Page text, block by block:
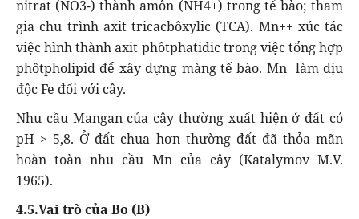
nitrat (NO3-) thành amôn (NH4+) trong tế bào; tham
gia chu trình axit tricacbôxylic (TCA). Mn++ xúc tác
việc hình thành axit phôtphatidic trong việc tổng hợp
phôtpholipid để xây dựng màng tế bào. Mn làm dịu
độc Fe đối với cây.
Nhu cầu Mangan của cây thường xuất hiện ở đất có
pH > 5,8. Ở đất chua hơn thường đất đã thỏa mãn
hoàn toàn nhu cầu Mn của cây (Katalymov M.V.
1965).
4.5.Vai trò của Bo (B)